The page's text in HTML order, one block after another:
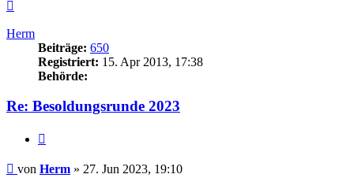
Herm
Beiträge: 650
Registriert: 15. Apr 2013, 17:38
Behörde:
Re: Besoldungsrunde 2023
Beitrag
von Herm » 27. Jun 2023, 19:10